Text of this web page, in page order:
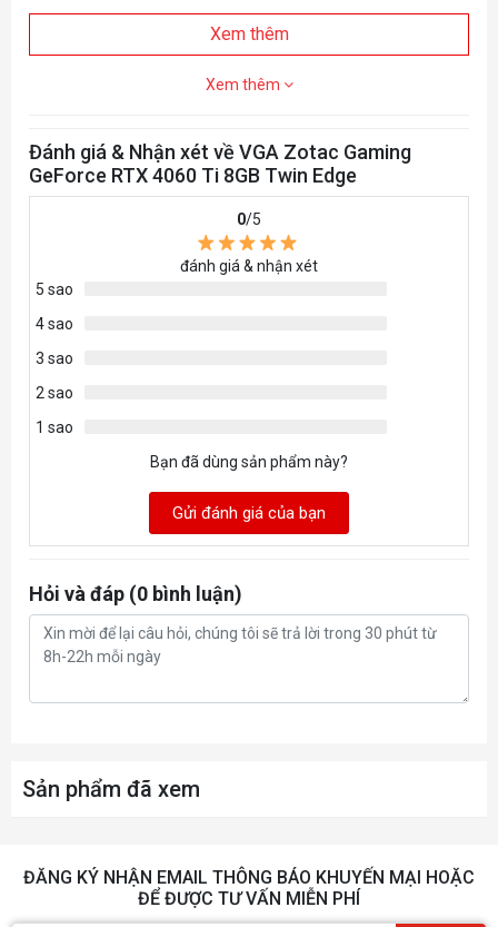
Xem thêm
Xem thêm
Đánh giá & Nhận xét về VGA Zotac Gaming
GeForce RTX 4060 Ti 8GB Twin Edge
0/5
đánh giá & nhận xét
5 sao
4 sao
3 sao
2 sao
1 sao
Bạn đã dùng sản phẩm này?
Gửi đánh giá của bạn
Hỏi và đáp (0 bình luận)
Sản phẩm đã xem
ĐĂNG KÝ NHẬN EMAIL THÔNG BÁO KHUYẾN MẠI HOẶC
ĐỂ ĐƯỢC TƯ VẤN MIỄN PHÍ